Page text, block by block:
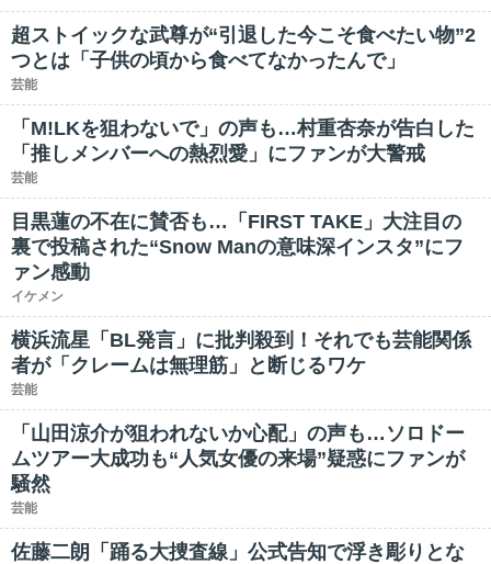
超ストイックな武尊が“引退した今こそ食べたい物”2
つとは「子供の頃から食べてなかったんで」
芸能
「M!LKを狙わないで」の声も…村重杏奈が告白した
「推しメンバーへの熱烈愛」にファンが大警戒
芸能
目黒蓮の不在に賛否も…「FIRST TAKE」大注目の
裏で投稿された“Snow Manの意味深インスタ”にフ
ァン感動
イケメン
横浜流星「BL発言」に批判殺到！それでも芸能関係
者が「クレームは無理筋」と断じるワケ
芸能
「山田涼介が狙われないか心配」の声も…ソロドー
ムツアー大成功も“人気女優の来場”疑惑にファンが
騒然
芸能
佐藤二朗「踊る大捜査線」公式告知で浮き彫りとな